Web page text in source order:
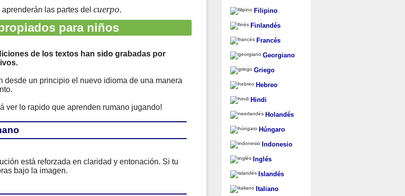
las partes del cuerpo.
para niños
de los textos han sido grabadas por
desde un principio el nuevo idioma de una manera
ver lo rapido que aprenden rumano jugando!
está reforzada en claridad y entonación. Si tu
bajo la imagen.
Filipino
Finlandés
Francés
Georgiano
Griego
Hebreo
Hindi
Holandés
Húngaro
Indonesio
Inglés
Islandés
Italiano